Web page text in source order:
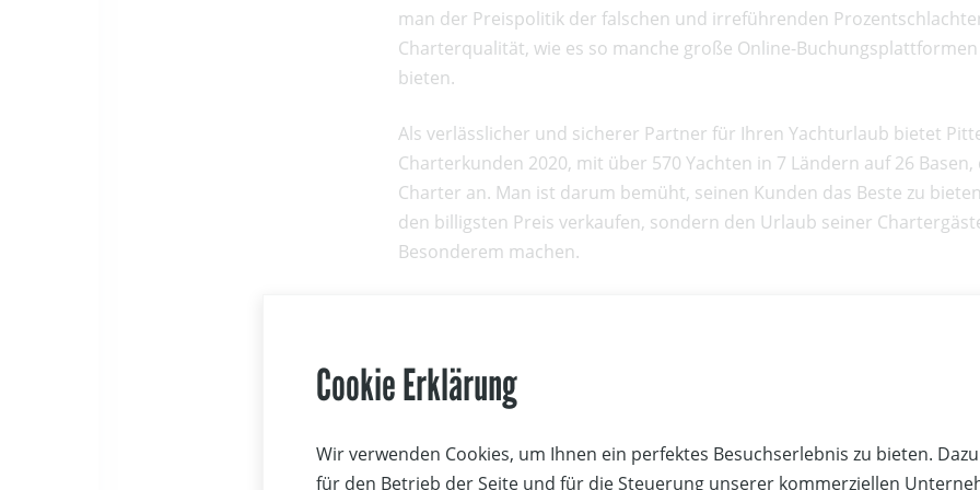
man der Preispolitik der falschen und irreführenden
Charterqualität, wie es so manche große Online-
bieten.
Als verlässlicher und sicherer Partner für Ihren Yachturlaub bietet
Charterkunden 2020, mit über 570 Yachten in 7 Ländern auf 26
Charter an. Man ist darum bemüht, seinen Kunden das Beste zu
den billigsten Preis verkaufen, sondern den Urlaub seiner
Besonderem machen.
Mit vielen neuen Destinationen und zahlreichen interessanten
und so einigem mehr startet man daher mit viel Elan in die neue
inkludiert auch wieder zwei neue Basen. Eine Pitter Basis in Vodice
Partner Basis in Pomer im beliebten Segelrevier des Kvarner Golfes.
Cookie Erklärung
Wir verwenden Cookies, um Ihnen ein perfektes Besuchserlebnis zu bieten.
für den Betrieb der Seite und für die Steuerung unserer kommerziellen